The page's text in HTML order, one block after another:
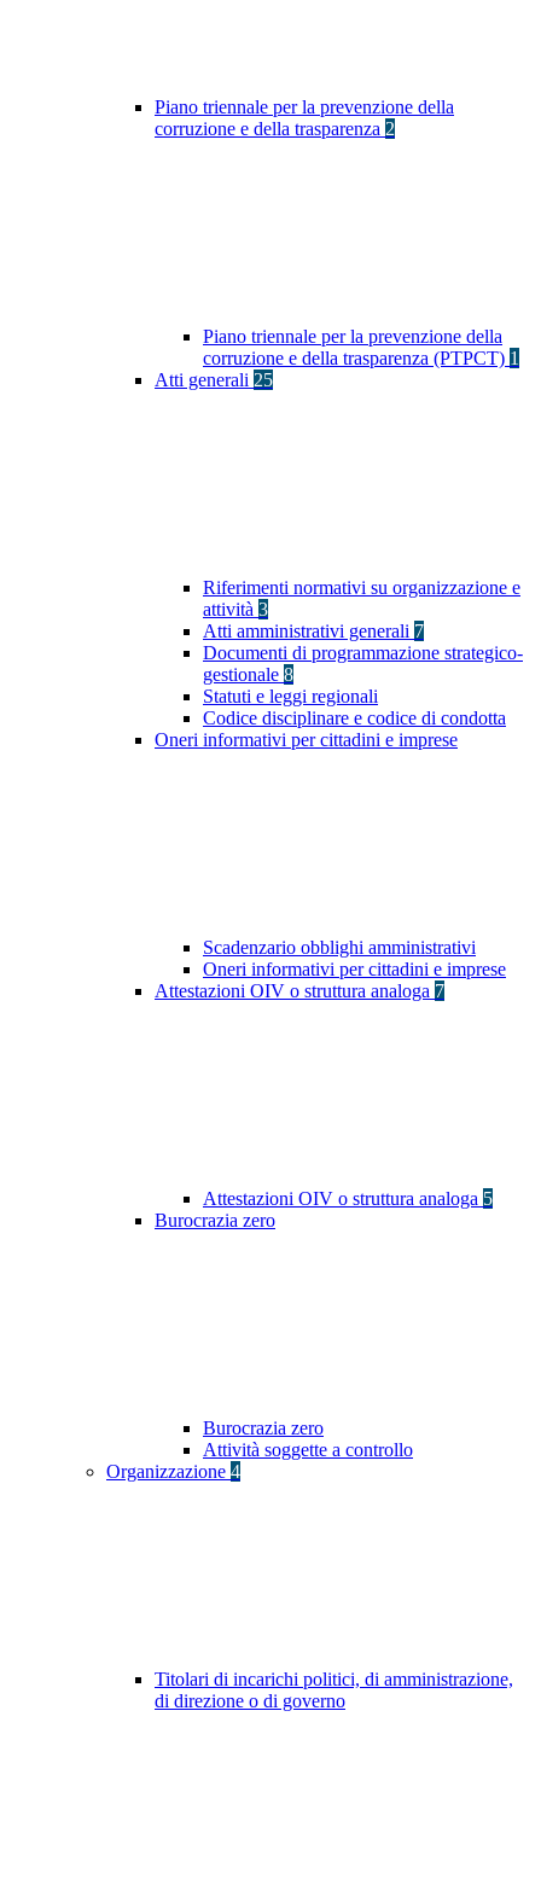
Piano triennale per la prevenzione della
corruzione e della trasparenza 2
Piano triennale per la prevenzione della
corruzione e della trasparenza (PTPCT) 1
Atti generali 25
Riferimenti normativi su organizzazione e
attività 3
Atti amministrativi generali 7
Documenti di programmazione strategico-
gestionale 8
Statuti e leggi regionali
Codice disciplinare e codice di condotta
Oneri informativi per cittadini e imprese
Scadenzario obblighi amministrativi
Oneri informativi per cittadini e imprese
Attestazioni OIV o struttura analoga 7
Attestazioni OIV o struttura analoga 5
Burocrazia zero
Burocrazia zero
Attività soggette a controllo
Organizzazione 4
Titolari di incarichi politici, di amministrazione,
di direzione o di governo